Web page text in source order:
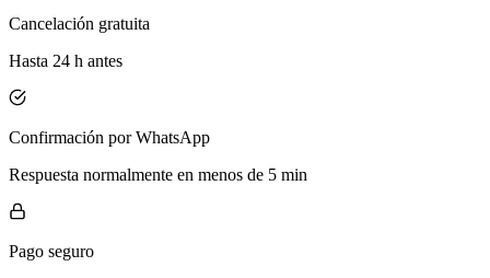
Cancelación gratuita
Hasta 24 h antes
Confirmación por WhatsApp
Respuesta normalmente en menos de 5 min
Pago seguro